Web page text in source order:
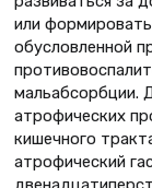
или
обусловленной
мальабсорбции.
атрофических
кишечного
атрофический